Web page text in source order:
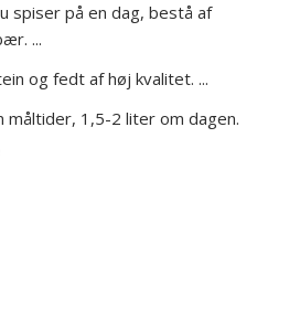
spiser på en dag, bestå af
...
og fedt af høj kvalitet. ...
måltider, 1,5-2 liter om dagen.